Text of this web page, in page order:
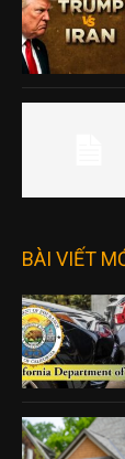
BÀI VIẾT